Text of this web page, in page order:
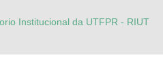
Institucional da UTFPR - RIUT